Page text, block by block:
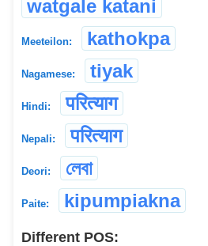
watgale katani
Meeteilon: kathokpa
Nagamese: tiyak
Hindi: परित्याग
Nepali: परित्याग
Deori: লেবা
Paite: kipumpiakna
Different POS: